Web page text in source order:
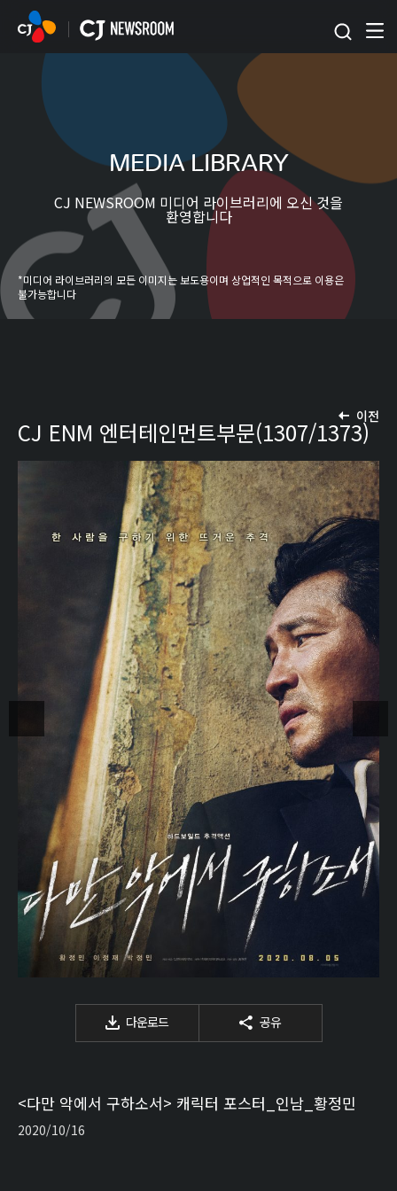
본문 바로가기
MEDIA LIBRARY
CJ NEWSROOM 미디어 라이브러리에 오신 것을
환영합니다
*미디어 라이브러리의 모든 이미지는 보도용이며 상업적인 목적으로 이용은
불가능합니다
이전
CJ ENM 엔터테인먼트부문(1307/1373)
다운로드 공유
<다만 악에서 구하소서> 캐릭터 포스터_인남_황정민
2020/10/16